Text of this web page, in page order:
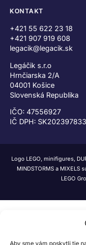
Aby sme vám poskytli tie
KONTAKT
+421 55 622 23 18
+421 907 919 608
legacik@legacik.sk
Legáčik s.r.o
Hrnčiarska 2/A
04001 Košice
Slovenská Republika
IČO: 47556927
IČ DPH:
Logo LEGO, minifigures,
MINDSTORMS a MIXELS
LEGO